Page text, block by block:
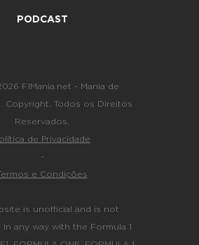
PODCAST
F1Mania.net - Mania de
Copyright. Todos os Direitos
Reservados.
de Privacidade
-
e Condições
is unofficial and is not
in any way with the Formula 1